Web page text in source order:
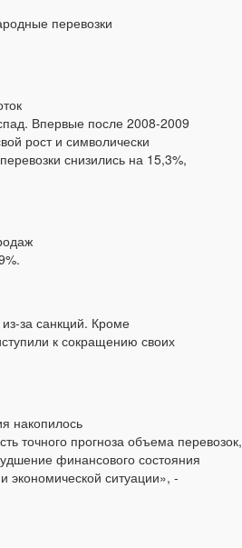
перевозки
Впервые после 2008-2009
рост и символически
снизились на 15,3%,
за санкций. Кроме
к сокращению своих
накопилось
точного прогноза объема перевозок,
финансового состояния
экономической ситуации», -